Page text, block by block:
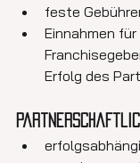
feste
Einnahmen für
Erfolg des